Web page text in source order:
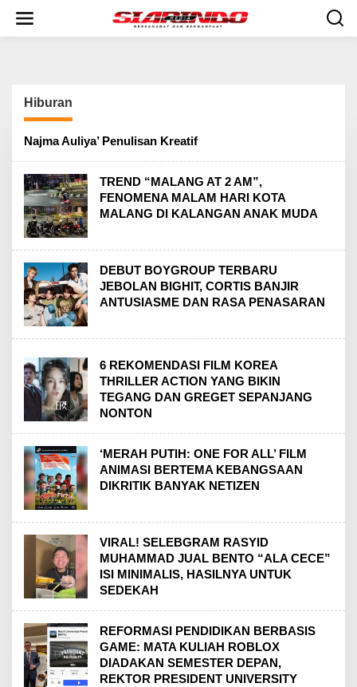
i
Hiburan
Najma Auliya’ Penulisan Kreatif
TREND “MALANG AT 2 AM”,
FENOMENA MALAM HARI KOTA
MALANG DI KALANGAN ANAK MUDA
DEBUT BOYGROUP TERBARU
JEBOLAN BIGHIT, CORTIS BANJIR
ANTUSIASME DAN RASA PENASARAN
6 REKOMENDASI FILM KOREA
THRILLER ACTION YANG BIKIN
TEGANG DAN GREGET SEPANJANG
NONTON
‘MERAH PUTIH: ONE FOR ALL’ FILM
ANIMASI BERTEMA KEBANGSAAN
DIKRITIK BANYAK NETIZEN
VIRAL! SELEBGRAM RASYID
MUHAMMAD JUAL BENTO “ALA CECE”
ISI MINIMALIS, HASILNYA UNTUK
SEDEKAH
REFORMASI PENDIDIKAN BERBASIS
GAME: MATA KULIAH ROBLOX
DIADAKAN SEMESTER DEPAN,
REKTOR PRESIDENT UNIVERSITY